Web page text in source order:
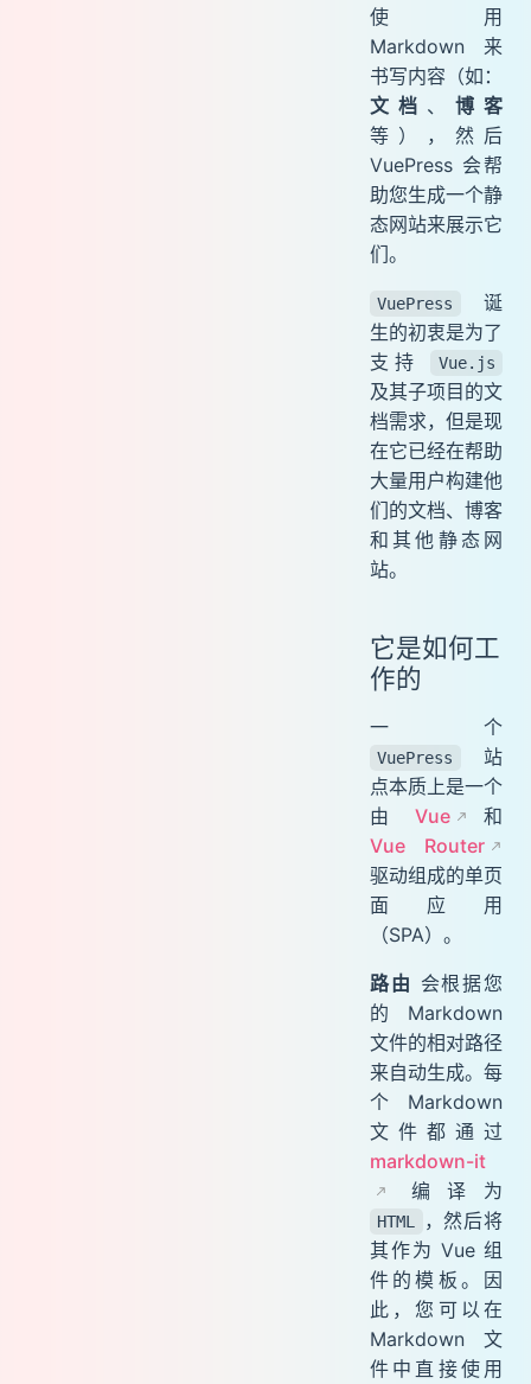
使用
Markdown 来
书写内容（如：
文档 、 博客
等），然后
VuePress 会帮
助您生成一个静
态网站来展示它
们。
VuePress
诞
生的初衷是为了
支持
Vue.js
及其子项目的文
档需求，但是现
在它已经在帮助
大量用户构建他
们的文档、博客
和其他静态网
站。
它是如何工
作的
一个
VuePress
站
点本质上是一个
由 Vue
和
Vue Router
驱动组成的单页
面应用
（SPA）。
路由 会根据您
的 Markdown
文件的相对路径
来自动生成。每
个 Markdown
文件都通过
markdown-it
编译为
HTML
，然后将
其作为 Vue 组
件的模板。因
此，您可以在
Markdown 文
件中直接使用